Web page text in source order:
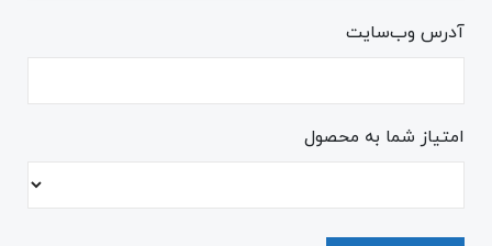
آدرس وب‌سایت
امتیاز شما به محصول